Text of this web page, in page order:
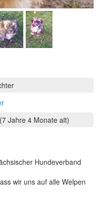
(7 Jahre 4 Monate alt)
Hundeverband
wir uns auf alle Welpen